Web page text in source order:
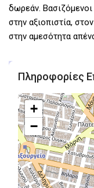
δωρεάν. Βασιζόμενοι
στην αξιοπιστία,
στην αμεσότητα
Πληροφορίες
+
−